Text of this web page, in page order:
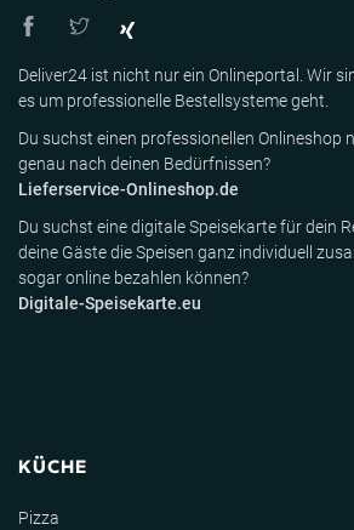
Deliver24 ist nicht nur ein Onlineportal. Wir
es um professionelle Bestellsysteme geht.
Du suchst einen professionellen Onlineshop
genau nach deinen Bedürfnissen?
Lieferservice-Onlineshop.de
Du suchst eine digitale Speisekarte für dein
deine Gäste die Speisen ganz individuell
sogar online bezahlen können?
Digitale-Speisekarte.eu
KÜCHE
Pizza